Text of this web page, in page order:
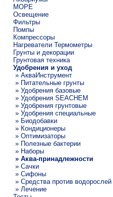
МОРЕ
Освещение
Фильтры
Помпы
Компрессоры
Нагреватели Термометры
Грунты и декорации
Грунтовая техника
Удобрения и уход
» АкваИнструмент
» Питательные грунты
» Удобрения базовые
» Удобрения SEACHEM
» Удобрения грунтовые
» Удобрения специальные
» Биодобавки
» Кондиционеры
» Оптимизаторы
» Полезные бактерии
» Наборы
» Аква-принадлежности
» Сачки
» Сифоны
» Средства против водорослей
» Лечение